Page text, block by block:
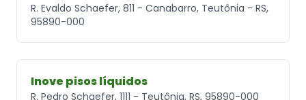
R. Evaldo Schaefer, 811 - Canabarro, Teutônia - RS,
95890-000
Inove pisos líquidos
R. Pedro Schaefer, 1111 - Teutônia, RS, 95890-000